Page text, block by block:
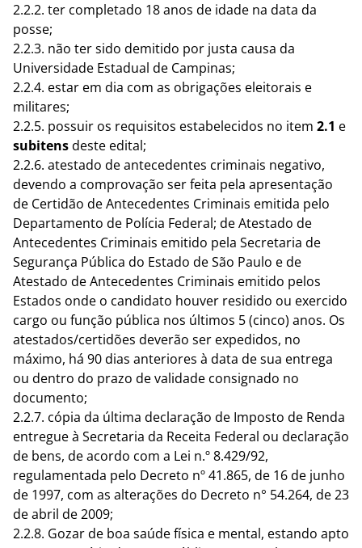
2.2.2. ter completado 18 anos de idade na data da
posse;
2.2.3. não ter sido demitido por justa causa da
Universidade Estadual de Campinas;
2.2.4. estar em dia com as obrigações eleitorais e
militares;
2.2.5. possuir os requisitos estabelecidos no item 2.1 e
subitensdeste edital;
2.2.6. atestado de antecedentes criminais negativo,
devendo a comprovação ser feita pela apresentação
de Certidão de Antecedentes Criminais emitida pelo
Departamento de Polícia Federal; de Atestado de
Antecedentes Criminais emitido pela Secretaria de
Segurança Pública do Estado de São Paulo e de
Atestado de Antecedentes Criminais emitido pelos
Estados onde o candidato houver residido ou exercido
cargo ou função pública nos últimos 5 (cinco) anos. Os
atestados/certidões deverão ser expedidos, no
máximo, há 90 dias anteriores à data de sua entrega
ou dentro do prazo de validade consignado no
documento;
2.2.7. cópia da última declaração de Imposto de Renda
entregue à Secretaria da Receita Federal ou declaração
de bens, de acordo com a Lei n.º 8.429/92,
regulamentada pelo Decreto nº 41.865, de 16 de junho
de 1997, com as alterações do Decreto n° 54.264, de 23
de abril de 2009;
2.2.8. Gozar de boa saúde física e mental, estando apto